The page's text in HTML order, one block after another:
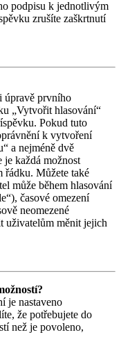
podpisu k jednotlivým
zrušíte zaškrtnutí
úpravě prvního
„Vytvořit hlasování“
Pokud tuto
k vytvoření
a nejméně dvě
je každá možnost
řádku. Můžete také
může během hlasování
časové omezení
neomezené
uživatelům měnit jejich
je nastaveno
že potřebujete do
než je povoleno,